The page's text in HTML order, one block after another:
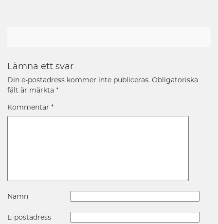
Lämna ett svar
Din e-postadress kommer inte publiceras. Obligatoriska
fält är märkta *
Kommentar *
Namn
E-postadress